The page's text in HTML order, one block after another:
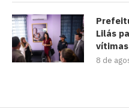
Lilás
8 de